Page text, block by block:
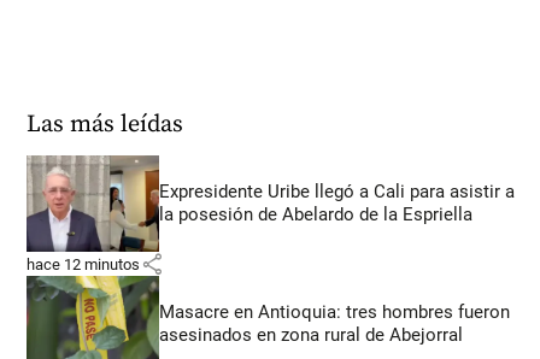
Las más leídas
Expresidente Uribe llegó a Cali para asistir a
la posesión de Abelardo de la Espriella
hace 12 minutos share
Masacre en Antioquia: tres hombres fueron
asesinados en zona rural de Abejorral